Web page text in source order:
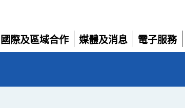
國際及區域合作
展
媒體及消息
展
電子服務
展